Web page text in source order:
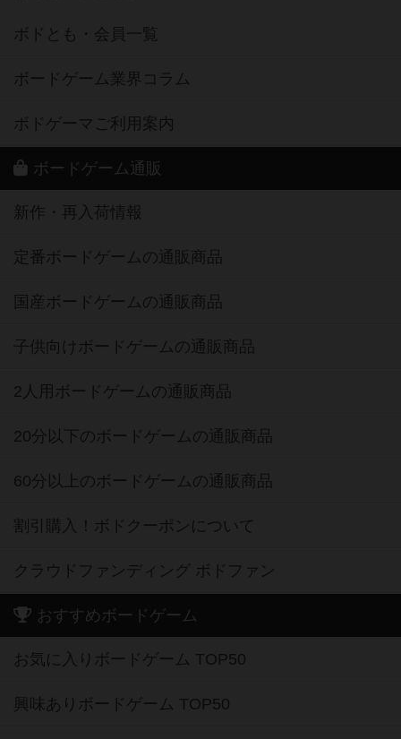
ボドとも・会員一覧
ボードゲーム業界コラム
ボドゲーマご利用案内
ボードゲーム通販
新作・再入荷情報
定番ボードゲームの通販商品
国産ボードゲームの通販商品
子供向けボードゲームの通販商品
2人用ボードゲームの通販商品
20分以下のボードゲームの通販商品
60分以上のボードゲームの通販商品
割引購入！ボドクーポンについて
クラウドファンディング ボドファン
おすすめボードゲーム
お気に入りボードゲーム TOP50
興味ありボードゲーム TOP50